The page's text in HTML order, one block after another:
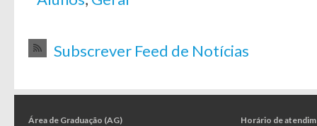
Subscrever Feed de Notícias
Área de Graduação (AG)
Horário de